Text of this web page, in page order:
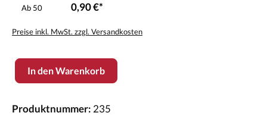
Ab 50 0,90 €*
Preise inkl. MwSt. zzgl. Versandkosten
Produkt Anzahl: Gib den gewünschten Wert ein oder benutze die
In den Warenkorb
Produktnummer: 235